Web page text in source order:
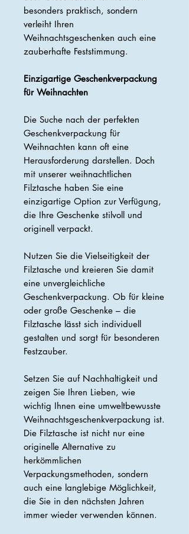
besonders praktisch, sondern
verleiht Ihren
Weihnachtsgeschenken auch eine
zauberhafte Feststimmung.
Einzigartige Geschenkverpackung
für Weihnachten
Die Suche nach der perfekten
Geschenkverpackung für
Weihnachten kann oft eine
Herausforderung darstellen. Doch
mit unserer weihnachtlichen
Filztasche haben Sie eine
einzigartige Option zur Verfügung,
die Ihre Geschenke stilvoll und
originell verpackt.
Nutzen Sie die Vielseitigkeit der
Filztasche und kreieren Sie damit
eine unvergleichliche
Geschenkverpackung. Ob für kleine
oder große Geschenke – die
Filztasche lässt sich individuell
gestalten und sorgt für besonderen
Festzauber.
Setzen Sie auf Nachhaltigkeit und
zeigen Sie Ihren Lieben, wie
wichtig Ihnen eine umweltbewusste
Weihnachtsgeschenkverpackung ist.
Die Filztasche ist nicht nur eine
originelle Alternative zu
herkömmlichen
Verpackungsmethoden, sondern
auch eine langlebige Möglichkeit,
die Sie in den nächsten Jahren
immer wieder verwenden können.